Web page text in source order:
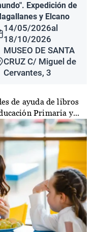
Expedición de
y Elcano
14/05/2026al
18/10/2026
MUSEO DE SANTA
CRUZ C/ Miguel de
Cervantes, 3
de ayuda de libros
Primaria y...